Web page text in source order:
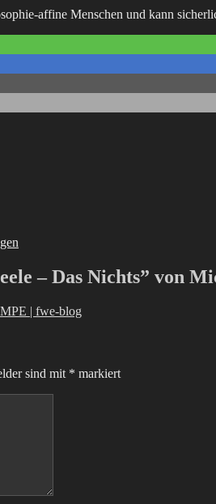
affine Menschen und kann
– Das Nichts” von
| fwe-blog
sind mit * markiert